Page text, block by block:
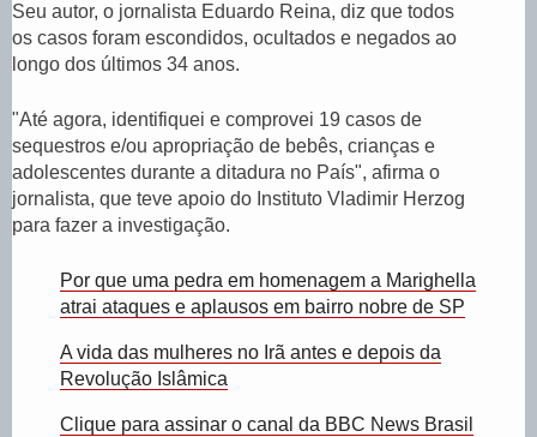
Seu autor, o jornalista Eduardo Reina, diz que todos
os casos foram escondidos, ocultados e negados ao
longo dos últimos 34 anos.
"Até agora, identifiquei e comprovei 19 casos de
sequestros e/ou apropriação de bebês, crianças e
adolescentes durante a ditadura no País", afirma o
jornalista, que teve apoio do Instituto Vladimir Herzog
para fazer a investigação.
Por que uma pedra em homenagem a Marighella
atrai ataques e aplausos em bairro nobre de SP
A vida das mulheres no Irã antes e depois da
Revolução Islâmica
Clique para assinar o canal da BBC News Brasil